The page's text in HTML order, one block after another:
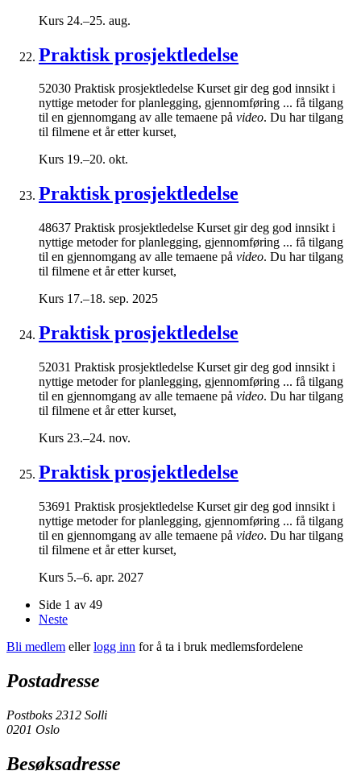
Kurs 24.–25. aug.
Praktisk prosjektledelse
52030 Praktisk prosjektledelse Kurset gir deg god innsikt i
nyttige metoder for planlegging, gjennomføring ... få tilgang
til en gjennomgang av alle temaene på video. Du har tilgang
til filmene et år etter kurset,
Kurs 19.–20. okt.
Praktisk prosjektledelse
48637 Praktisk prosjektledelse Kurset gir deg god innsikt i
nyttige metoder for planlegging, gjennomføring ... få tilgang
til en gjennomgang av alle temaene på video. Du har tilgang
til filmene et år etter kurset,
Kurs 17.–18. sep. 2025
Praktisk prosjektledelse
52031 Praktisk prosjektledelse Kurset gir deg god innsikt i
nyttige metoder for planlegging, gjennomføring ... få tilgang
til en gjennomgang av alle temaene på video. Du har tilgang
til filmene et år etter kurset,
Kurs 23.–24. nov.
Praktisk prosjektledelse
53691 Praktisk prosjektledelse Kurset gir deg god innsikt i
nyttige metoder for planlegging, gjennomføring ... få tilgang
til en gjennomgang av alle temaene på video. Du har tilgang
til filmene et år etter kurset,
Kurs 5.–6. apr. 2027
Side 1 av 49
Neste
Bli medlem ellerlogg inn for å ta i bruk medlemsfordelene
Postadresse
Postboks 2312 Solli
0201 Oslo
Besøksadresse